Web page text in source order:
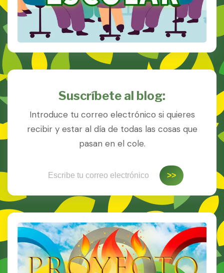
Suscríbete al blog:
Introduce tu correo electrónico si quieres
recibir y estar al día de todas las cosas que
pasan en el cole.
>>